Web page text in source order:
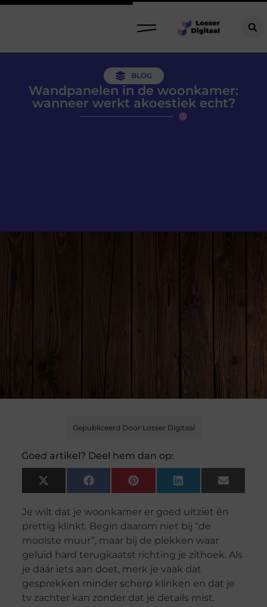
BLOG
Wandpanelen in de woonkamer:
wanneer werkt akoestiek echt?
Gepubliceerd Door Losser Digitaal
Goed artikel? Deel hem dan op:
X
(Twitter)
FacebookPinterest LinkedIn Email
Je wilt dat je woonkamer er goed uitziet én
prettig klinkt. Begin daarom niet bij “de
mooiste muur”, maar bij de plekken waar
geluid hard terugkaatst richting je zithoek. Als
je dáár iets aan doet, merk je vaak dat
gesprekken minder scherp klinken en dat je
tv zachter kan zonder dat je details mist.